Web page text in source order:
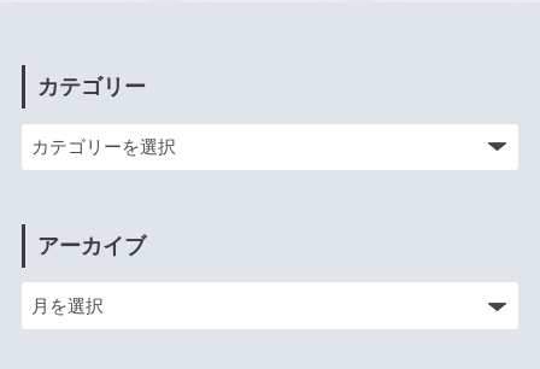
カテゴリー
アーカイブ